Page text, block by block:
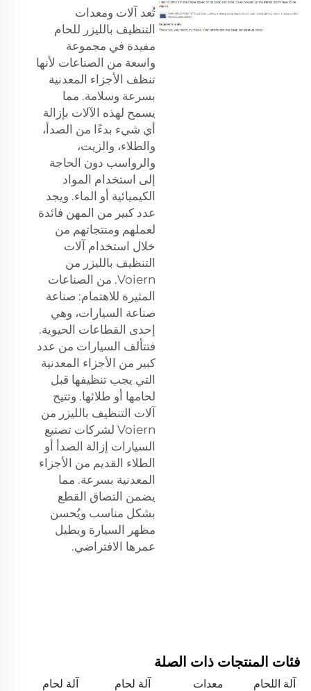
تُعد آلات ومعدات
التنظيف بالليزر للحام
مفيدة في مجموعة
واسعة من الصناعات لأنها
تنظف الأجزاء المعدنية
بسرعة وسلامة. مما
يسمح لهذه الآلات بإزالة
أي شيء بدءًا من الصدأ،
والطلاء، والزيت،
والرواسب دون الحاجة
إلى استخدام المواد
الكيميائية أو الماء. ويجد
عدد كبير من المهن فائدة
لعملهم ومنتجاتهم من
خلال استخدام آلات
التنظيف بالليزر من
Voiern. من الصناعات
المثيرة للاهتمام: صناعة
صناعة السيارات، وهي
إحدى القطاعات الحيوية.
فتتألف السيارات من عدد
كبير من الأجزاء المعدنية
التي يجب تنظيفها قبل
لحامها أو طلائها. وتتيح
آلات التنظيف بالليزر من
Voiern لشركات تصنيع
السيارات إزالة الصدأ أو
الطلاء القديم من الأجزاء
المعدنية بسرعة. مما
يضمن التصاق القطع
بشكل مناسب ويُحسن
مظهر السيارة ويطيل
عمرها الافتراضي.
فئات المنتجات ذات الصلة
آلة اللحام
معدات
آلة لحام
آلة لحام